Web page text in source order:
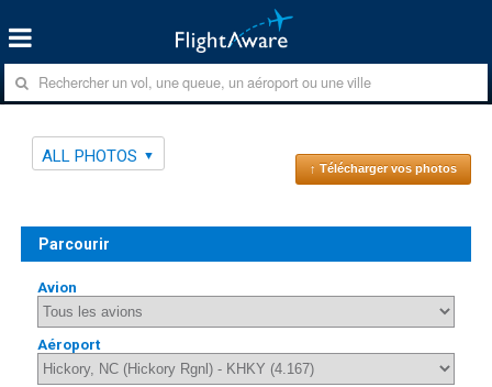
ALL PHOTOS
↑ Télécharger vos photos
Parcourir
Avion
Aéroport